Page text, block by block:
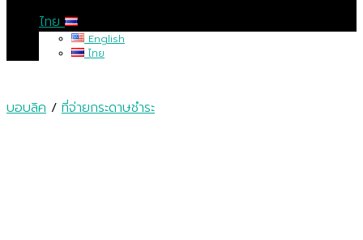
ไทย
English
ไทย
บอบลิค / ที่จ่ายกระดาษชำระ